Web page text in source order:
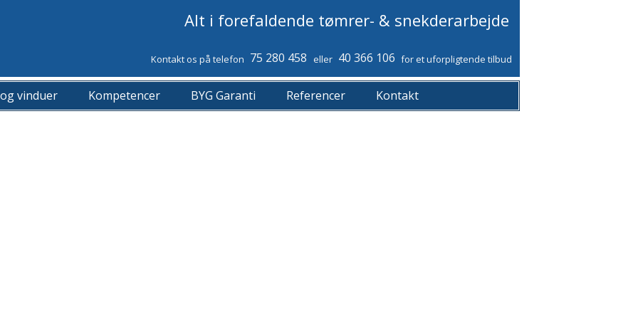
Alt i forefaldende tømrer- & snekderarbejde
Kontakt os på telefon 75 280 458 eller 40 366 106 for et uforpligtende tilbud
vinduer Kompetencer BYG Garanti Referencer Kontakt